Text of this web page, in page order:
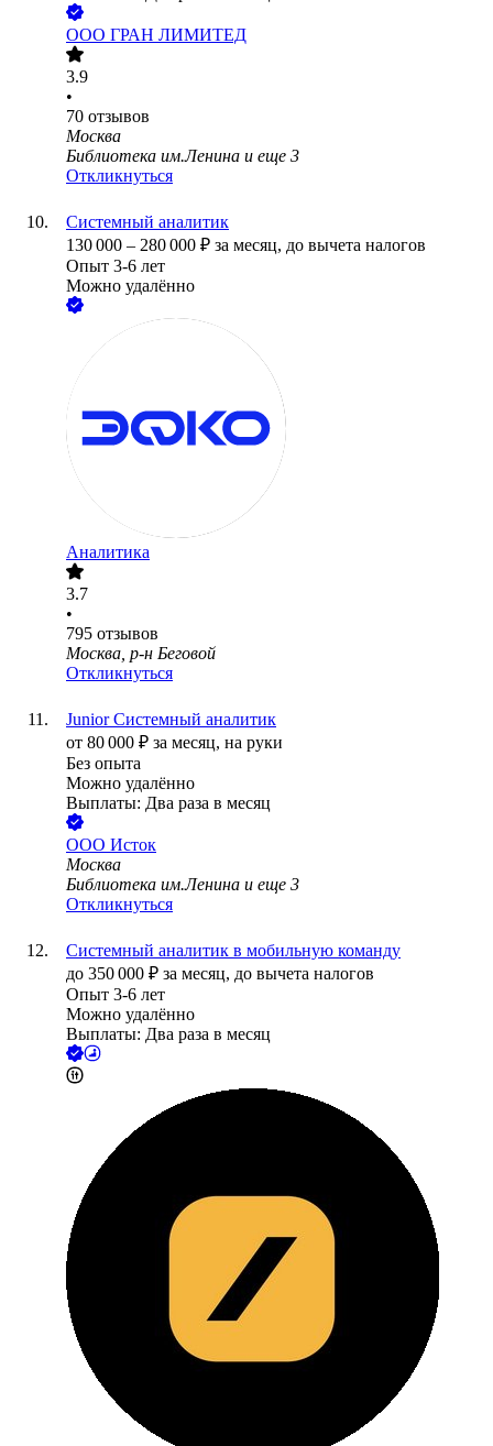
ООО ГРАН ЛИМИТЕД
3.9
•
70 отзывов
Москва
Библиотека им.Ленина и еще 3
Откликнуться
Системный аналитик
130 000 – 280 000 ₽ за месяц, до вычета налогов
Опыт 3-6 лет
Можно удалённо
Аналитика
3.7
•
795 отзывов
Москва, р-н Беговой
Откликнуться
Junior Системный аналитик
от 80 000 ₽ за месяц, на руки
Без опыта
Можно удалённо
Выплаты: Два раза в месяц
ООО Исток
Москва
Библиотека им.Ленина и еще 3
Откликнуться
Системный аналитик в мобильную команду
до 350 000 ₽ за месяц, до вычета налогов
Опыт 3-6 лет
Можно удалённо
Выплаты: Два раза в месяц